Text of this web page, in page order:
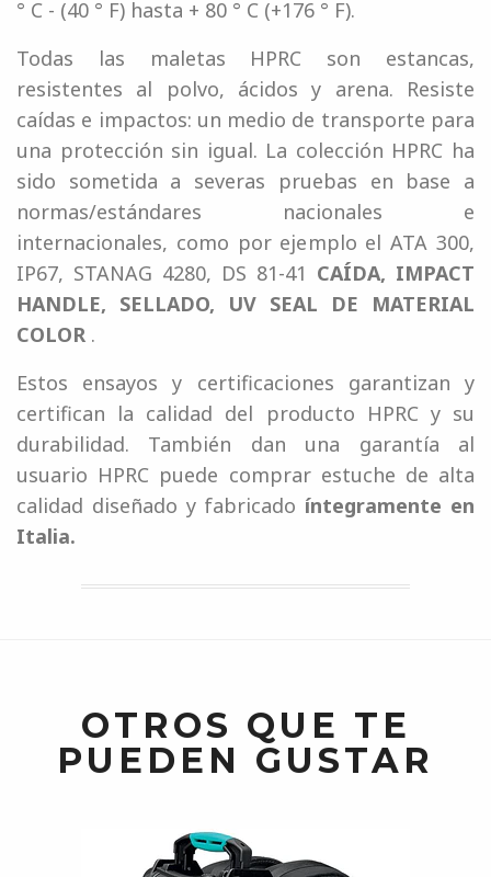
° C - (40 ° F) hasta + 80 ° C (+176 ° F).
Todas las maletas HPRC son estancas,
resistentes al polvo, ácidos y arena. Resiste
caídas e impactos: un medio de transporte para
una protección sin igual. La colección HPRC ha
sido sometida a severas pruebas en base a
normas/estándares nacionales e
internacionales, como por ejemplo el ATA 300,
IP67, STANAG 4280, DS 81-41 CAÍDA, IMPACT
HANDLE, SELLADO, UV SEAL DE MATERIAL
COLOR .
Estos ensayos y certificaciones garantizan y
certifican la calidad del producto HPRC y su
durabilidad. También dan una garantía al
usuario HPRC puede comprar estuche de alta
calidad diseñado y fabricado íntegramente en
Italia.
OTROS QUE TE
PUEDEN GUSTAR